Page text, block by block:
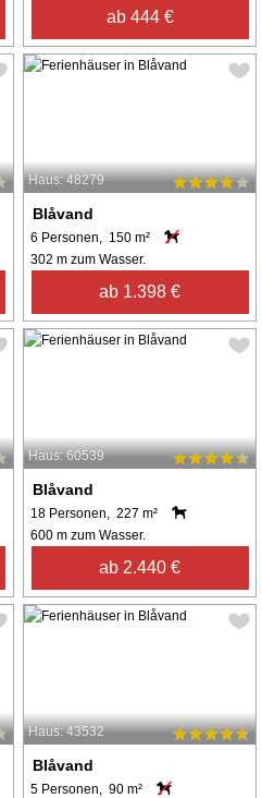
ab 444 €
Haus: 48279
Blåvand
6 Personen, 150 m²
302 m zum Wasser.
ab 1.398 €
Haus: 60539
Blåvand
18 Personen, 227 m²
600 m zum Wasser.
ab 2.440 €
Haus: 43532
Blåvand
5 Personen, 90 m²